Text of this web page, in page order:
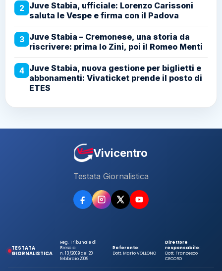
2 Juve Stabia, ufficiale: Lorenzo Carissoni
saluta le Vespe e firma con il Padova
3 Juve Stabia – Cremonese, una storia da
riscrivere: prima lo Zini, poi il Romeo Menti
4 Juve Stabia, nuova gestione per biglietti e
abbonamenti: Vivaticket prende il posto di
ETES
Vivicentro
Testata Giornalistica
TESTATA
GIORNALISTICA
Reg. Tribunale di
Brescia
n. 13/2009 del 20
febbraio 2009
Referente:
Dott. Mario VOLLONO
Direttore
responsabile:
Dott. Francesco
CECORO